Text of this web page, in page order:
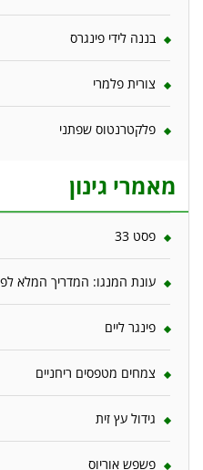
בננה לידי פינגרס
צורית פלמרי
פלקטרנטוס שפתני
מאמרי גינון
פסט 33
עונת המנגו: המדריך המלא
פינגר ליים
צמחים מטפסים ריחניים
גידול עץ זית
פשפש אוריוס